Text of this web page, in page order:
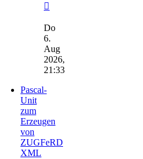
Beitrag
Do
6.
Aug
2026,
21:33
Pascal-
Unit
zum
Erzeugen
von
ZUGFeRD
XML